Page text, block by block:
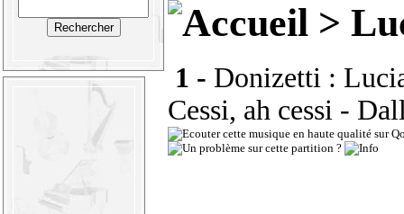
>
1 - Donizetti :
Cessi, ah cessi -